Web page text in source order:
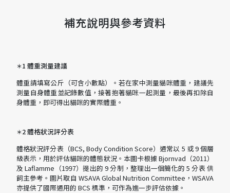
補充說明與參考資料
＊1 體重測量建議
體重請填寫公斤（可含小數點）。若在家中測量貓咪體重，建議先
測量自身體重並記錄數值，接著抱著貓咪一起測量，最後再扣除自
身體重，即可得出貓咪的實際體重。
＊2 體格狀況評分表
體格狀況評分表（BCS, Body Condition Score）通常以 5 或 9 個層
級表示，用於評估貓咪的體態狀況。本圖卡根據 Bjornvad（2011）
及 Laflamme（1997）提出的 9 分制，整理出一個簡化的 5 分表 供
飼主參考。圖片取自 WSAVA Global Nutrition Committee，WSAVA
亦提供了國際通用的 BCS 標準，可作為進一步評估依據。